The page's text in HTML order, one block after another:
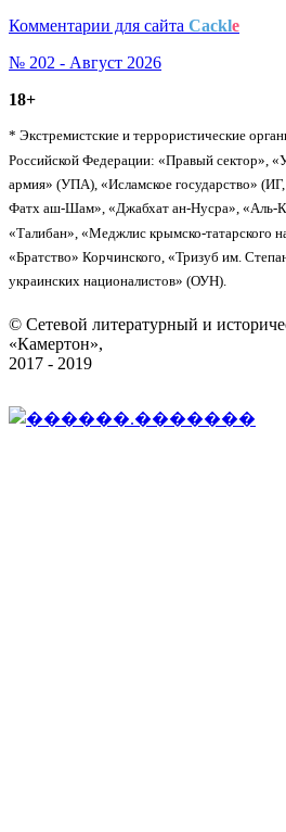
Комментарии для сайта Cackle
№ 202 - Август 2026
18+
* Экстремистские и террористические
Российской Федерации: «Правый сектор»,
армия» (УПА), «Исламское государство»
Фатх аш-Шам», «Джабхат ан-Нусра»,
«Талибан», «Меджлис крымско-татарского
«Братство» Корчинского, «Тризуб им.
украинских националистов» (ОУН).
© Сетевой литературный и
«Камертон»,
2017 - 2019